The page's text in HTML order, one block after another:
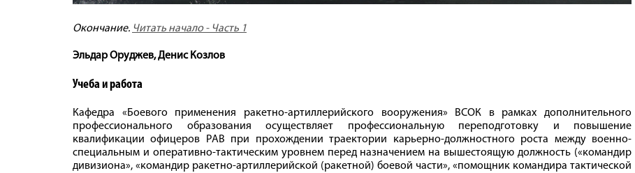
Окончание. Читать начало - Часть 1
Эльдар Оруджев, Денис Козлов
Учеба и работа
Кафедра «Боевого применения ракетно-артиллерийского вооружения» ВСОК в рамках дополнительного
профессионального образования осуществляет профессиональную переподготовку и повышение
квалификации офицеров РАВ при прохождении траектории карьерно-должностного роста между военно-
специальным и оперативно-тактическим уровнем перед назначением на вышестоящую должность («командир
дивизиона», «командир ракетно-артиллерийской (ракетной) боевой части», «помощник командира тактической